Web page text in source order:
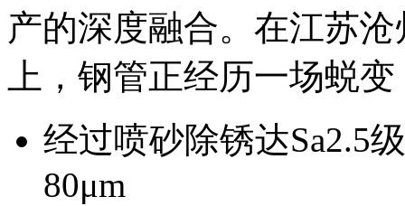
产的深度融合。在江苏
上，钢管正经历一场蜕变
经过喷砂除锈达Sa2.5
80μm